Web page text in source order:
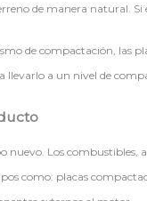
de manera natural.
de compactación, las
llevarlo a un nivel de
nuevo. Los combustibles,
como: placas